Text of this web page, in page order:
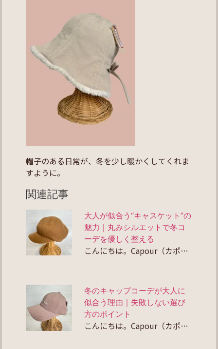
帽子のある日常が、冬を少し暖かくしてくれま
すように。
関連記事
大人が似合う“キャスケット”の
魅力｜丸みシルエットで冬コ
ーデを優しく整える
こんにちは。Capour（カポ…
冬のキャップコーデが大人に
似合う理由｜失敗しない選び
方のポイント
こんにちは。Capour（カポ…